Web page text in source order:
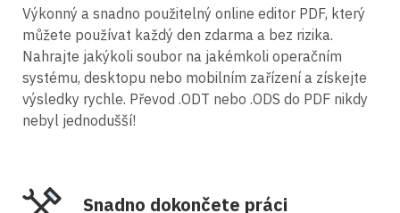
Výkonný a snadno použitelný online editor PDF, který
můžete používat každý den zdarma a bez rizika.
Nahrajte jakýkoli soubor na jakémkoli operačním
systému, desktopu nebo mobilním zařízení a získejte
výsledky rychle. Převod .ODT nebo .ODS do PDF nikdy
nebyl jednodušší!
Snadno dokončete práci